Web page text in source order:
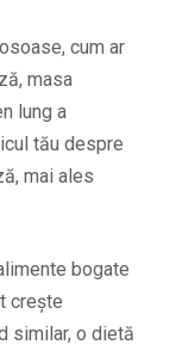
cum ar
masa
lung a
tău despre
mai ales
bogate
crește
similar, o dietă